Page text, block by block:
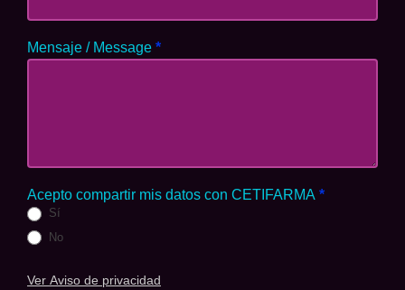
Mensaje / Message *
Acepto compartir mis datos con CETIFARMA *
Sí
No
Ver Aviso de privacidad